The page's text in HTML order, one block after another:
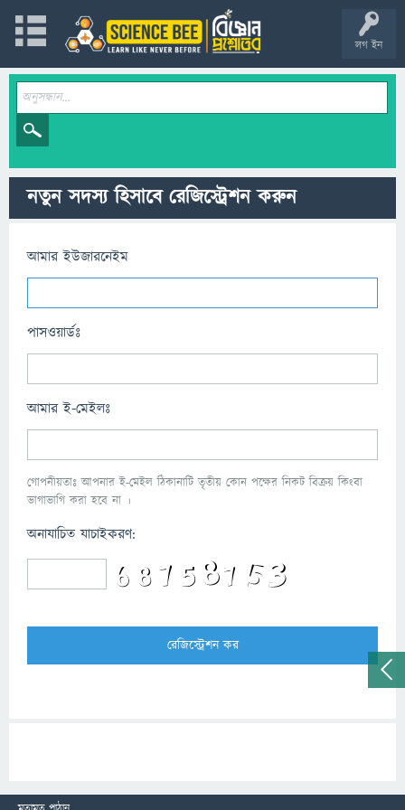
লগ ইন
নতুন সদস্য হিসাবে রেজিস্ট্রেশন করুন
আমার ইউজারনেইম
পাসওয়ার্ডঃ
আমার ই-মেইলঃ
গোপনীয়তাঃ আপনার ই-মেইল ঠিকানাটি তৃতীয় কোন পক্ষের নিকট বিক্রয় কিংবা
ভাগাভাগি করা হবে না ।
অনাযাচিত যাচাইকরণ: